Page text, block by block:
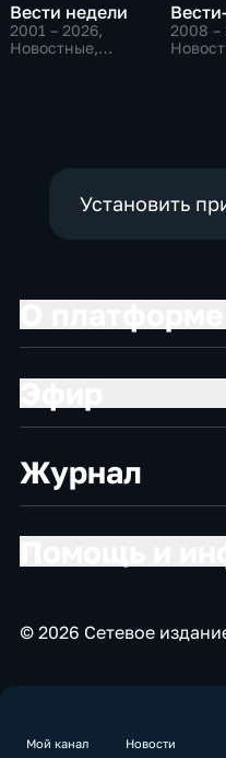
Мой канал Новости
Вести недели
2001 – 2026,
Новостные,
2008 –
Установить
Журнал
© 2026 Сетевое